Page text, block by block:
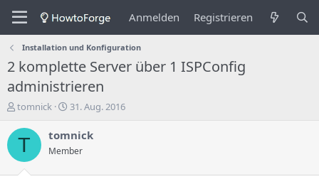
Anmelden Registrieren
Installation und Konfiguration
2 komplette Server über 1 ISPConfig
administrieren
E
s
t
e
tomnick
E
s
t
e
31. Aug. 2016
T tomnick
Member